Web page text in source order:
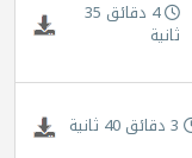
4 دقائق 35
ثانية
3 دقائق 40 ثانية